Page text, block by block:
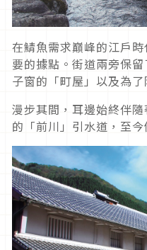
在鯖魚需求巔峰的江戶
要的據點。街道兩旁保
子窗的「町屋」以及為
漫步其間，耳邊始終伴
的「前川」引水道，至今